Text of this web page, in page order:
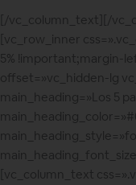
[/vc_column_text][/
[vc_row_inner
5% !important;margin-
offset=»vc_hidden-lg
main_heading=»Los 5
[vc_column_text